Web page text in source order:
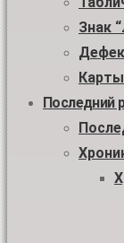
Знак
Карты
Последний